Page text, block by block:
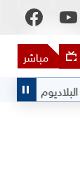
مباشر
1381.38
17.9789